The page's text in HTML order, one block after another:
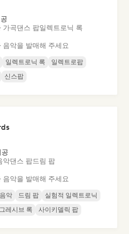
가곡댄스 팝일렉트로닉 록
악을 발매해 주세요
일렉트로닉 록
일렉트로팝
신스팝
악댄스 팝드림 팝
악을 발매해 주세요
악 드림 팝
실험적 일렉트로닉
레시브 록 사이키델릭 팝